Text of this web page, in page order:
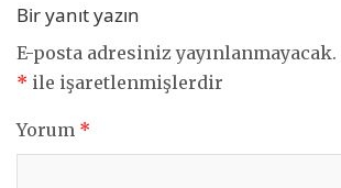
Bir yanıt yazın
E-posta adresiniz yayınlanmayacak.
* ile işaretlenmişlerdir
Yorum *